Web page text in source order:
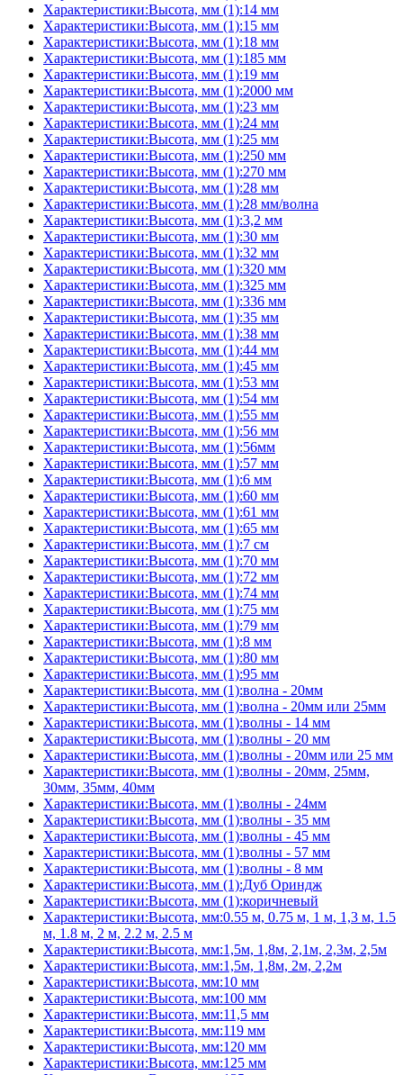
Характеристики:Высота, мм (1):14 мм
Характеристики:Высота, мм (1):15 мм
Характеристики:Высота, мм (1):18 мм
Характеристики:Высота, мм (1):185 мм
Характеристики:Высота, мм (1):19 мм
Характеристики:Высота, мм (1):2000 мм
Характеристики:Высота, мм (1):23 мм
Характеристики:Высота, мм (1):24 мм
Характеристики:Высота, мм (1):25 мм
Характеристики:Высота, мм (1):250 мм
Характеристики:Высота, мм (1):270 мм
Характеристики:Высота, мм (1):28 мм
Характеристики:Высота, мм (1):28 мм/волна
Характеристики:Высота, мм (1):3,2 мм
Характеристики:Высота, мм (1):30 мм
Характеристики:Высота, мм (1):32 мм
Характеристики:Высота, мм (1):320 мм
Характеристики:Высота, мм (1):325 мм
Характеристики:Высота, мм (1):336 мм
Характеристики:Высота, мм (1):35 мм
Характеристики:Высота, мм (1):38 мм
Характеристики:Высота, мм (1):44 мм
Характеристики:Высота, мм (1):45 мм
Характеристики:Высота, мм (1):53 мм
Характеристики:Высота, мм (1):54 мм
Характеристики:Высота, мм (1):55 мм
Характеристики:Высота, мм (1):56 мм
Характеристики:Высота, мм (1):56мм
Характеристики:Высота, мм (1):57 мм
Характеристики:Высота, мм (1):6 мм
Характеристики:Высота, мм (1):60 мм
Характеристики:Высота, мм (1):61 мм
Характеристики:Высота, мм (1):65 мм
Характеристики:Высота, мм (1):7 см
Характеристики:Высота, мм (1):70 мм
Характеристики:Высота, мм (1):72 мм
Характеристики:Высота, мм (1):74 мм
Характеристики:Высота, мм (1):75 мм
Характеристики:Высота, мм (1):79 мм
Характеристики:Высота, мм (1):8 мм
Характеристики:Высота, мм (1):80 мм
Характеристики:Высота, мм (1):95 мм
Характеристики:Высота, мм (1):волна - 20мм
Характеристики:Высота, мм (1):волна - 20мм или 25мм
Характеристики:Высота, мм (1):волны - 14 мм
Характеристики:Высота, мм (1):волны - 20 мм
Характеристики:Высота, мм (1):волны - 20мм или 25 мм
Характеристики:Высота, мм (1):волны - 20мм, 25мм,
30мм, 35мм, 40мм
Характеристики:Высота, мм (1):волны - 24мм
Характеристики:Высота, мм (1):волны - 35 мм
Характеристики:Высота, мм (1):волны - 45 мм
Характеристики:Высота, мм (1):волны - 57 мм
Характеристики:Высота, мм (1):волны - 8 мм
Характеристики:Высота, мм (1):Дуб Ориндж
Характеристики:Высота, мм (1):коричневый
Характеристики:Высота, мм:0.55 м, 0.75 м, 1 м, 1,3 м, 1.5
м, 1.8 м, 2 м, 2.2 м, 2.5 м
Характеристики:Высота, мм:1,5м, 1,8м, 2,1м, 2,3м, 2,5м
Характеристики:Высота, мм:1,5м, 1,8м, 2м, 2,2м
Характеристики:Высота, мм:10 мм
Характеристики:Высота, мм:100 мм
Характеристики:Высота, мм:11,5 мм
Характеристики:Высота, мм:119 мм
Характеристики:Высота, мм:120 мм
Характеристики:Высота, мм:125 мм